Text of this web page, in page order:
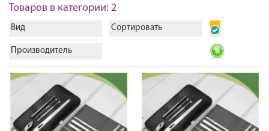
Товаров в категории: 2
Вид Сортировать
Производитель